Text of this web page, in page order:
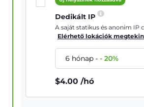
Dedikált IP
A saját statikus és anonim IP
Elérhető lokációk
6 hónap--20%
$4.00 /hó